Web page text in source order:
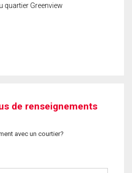
quartier Greenview
de renseignements
avec un courtier?